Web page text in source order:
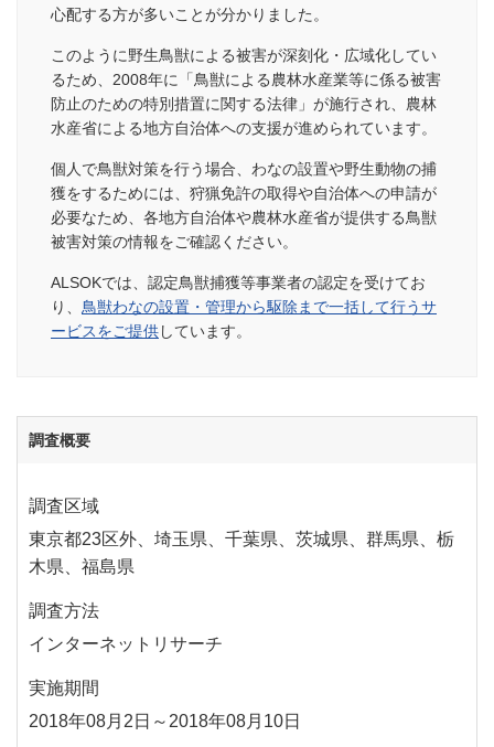
心配する方が多いことが分かりました。
このように野生鳥獣による被害が深刻化・広域化してい
るため、2008年に「鳥獣による農林水産業等に係る被害
防止のための特別措置に関する法律」が施行され、農林
水産省による地方自治体への支援が進められています。
個人で鳥獣対策を行う場合、わなの設置や野生動物の捕
獲をするためには、狩猟免許の取得や自治体への申請が
必要なため、各地方自治体や農林水産省が提供する鳥獣
被害対策の情報をご確認ください。
ALSOKでは、認定鳥獣捕獲等事業者の認定を受けてお
り、 鳥獣わなの設置・管理から駆除まで一括して行うサ
ービスをご提供しています。
調査概要
調査区域
東京都23区外、埼玉県、千葉県、茨城県、群馬県、栃
木県、福島県
調査方法
インターネットリサーチ
実施期間
2018年08月2日～2018年08月10日